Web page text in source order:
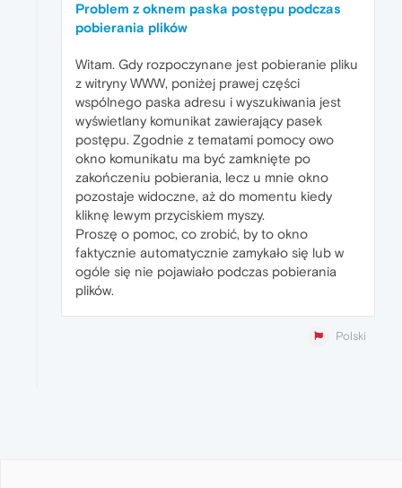
Problem z oknem paska postępu podczas
pobierania plików
Witam. Gdy rozpoczynane jest pobieranie pliku
z witryny WWW, poniżej prawej części
wspólnego paska adresu i wyszukiwania jest
wyświetlany komunikat zawierający pasek
postępu. Zgodnie z tematami pomocy owo
okno komunikatu ma być zamknięte po
zakończeniu pobierania, lecz u mnie okno
pozostaje widoczne, aż do momentu kiedy
kliknę lewym przyciskiem myszy.
Proszę o pomoc, co zrobić, by to okno
faktycznie automatycznie zamykało się lub w
ogóle się nie pojawiało podczas pobierania
plików.
Polski